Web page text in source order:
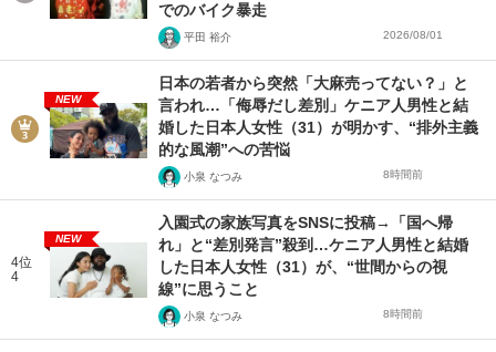
でのバイク暴走
平田 裕介 2026/08/01
NEW
日本の若者から突然「大麻売ってない？」と
言われ…「侮辱だし差別」ケニア人男性と結
婚した日本人女性（31）が明かす、“排外主義
的な風潮”への苦悩
小泉 なつみ 8時間前
4位
4
NEW
入園式の家族写真をSNSに投稿→「国へ帰
れ」と“差別発言”殺到…ケニア人男性と結婚
した日本人女性（31）が、“世間からの視
線”に思うこと
小泉 なつみ 8時間前